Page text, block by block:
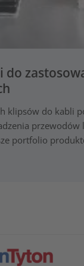
do
klipsów do kabli
przewodów
portfolio